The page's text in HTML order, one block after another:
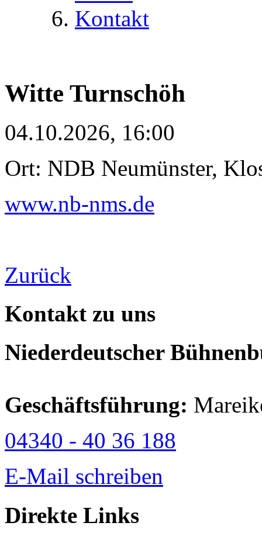
Kontakt
Witte Turnschöh
04.10.2026, 16:00
Ort: NDB Neumünster,
www.nb-nms.de
Zurück
Kontakt zu uns
Niederdeutscher
Geschäftsführung:
04340 - 40 36 188
E-Mail schreiben
Direkte Links